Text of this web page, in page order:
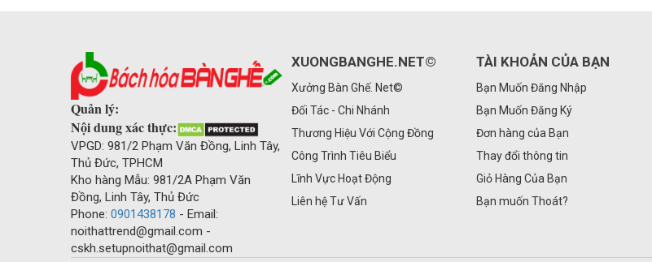
Quản lý:
Nội dung xác thực:
VPGD: 981/2 Phạm Văn Đồng, Linh Tây,
Thủ Đức, TPHCM
Kho hàng Mẫu: 981/2A Phạm Văn
Đồng, Linh Tây, Thủ Đức
Phone: 0901438178 - Email:
noithattrend@gmail.com -
cskh.setupnoithat@gmail.com
XUONGBANGHE.NET©
Xưởng Bàn Ghế. Net©
Đối Tác - Chi Nhánh
Thương Hiệu Với Cộng Đồng
Công Trình Tiêu Biểu
Lĩnh Vực Hoạt Động
Liên hệ Tư Vấn
TÀI KHOẢN CỦA BẠN
Bạn Muốn Đăng Nhập
Bạn Muốn Đăng Ký
Đơn hàng của Bạn
Thay đổi thông tin
Giỏ Hàng Của Bạn
Bạn muốn Thoát?